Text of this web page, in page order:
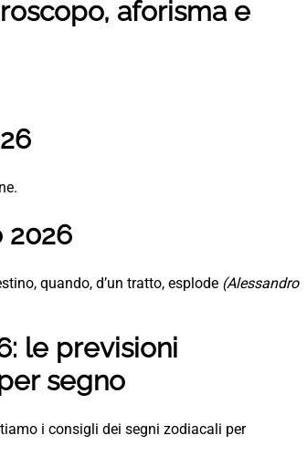
aforisma e
2026
quando, d’un tratto, esplode (Alessandro
le previsioni
segno
i consigli dei segni zodiacali per